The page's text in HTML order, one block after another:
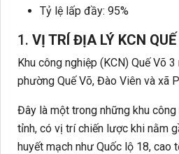
Tỷ lệ lấp đầy: 95%
1. VỊ TRÍ ĐỊA LÝ KCN
Khu công nghiệp (KCN) Quế Võ
phường Quế Võ, Đào Viên và xã
Đây là một trong những khu
tỉnh, có vị trí chiến lược khi nằm
huyết mạch như Quốc lộ 18, cao